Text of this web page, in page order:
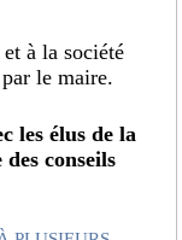
à la société
le maire.
les élus de la
conseils